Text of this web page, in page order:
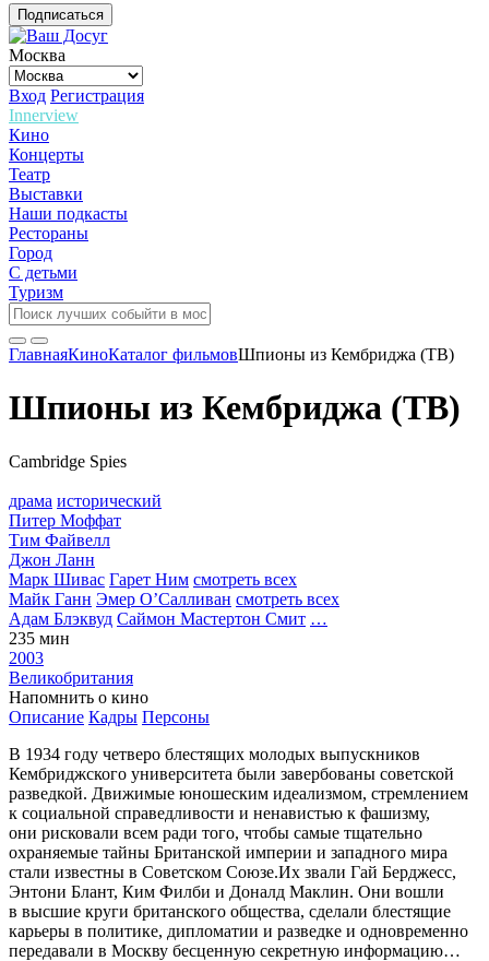
Подписаться
Москва
Вход Регистрация
Innerview
Кино
Концерты
Театр
Выставки
Наши подкасты
Рестораны
Город
С детьми
Туризм
ГлавнаяКиноКаталог фильмовШпионы из Кембриджа (ТВ)
Шпионы из Кембриджа (ТВ)
Cambridge Spies
драма исторический
Питер Моффат
Тим Файвелл
Джон Ланн
Марк Шивас Гарет Ним смотреть всех
Майк Ганн Эмер О’Салливан смотреть всех
Адам Блэквуд Саймон Мастертон Смит …
235 мин
2003
Великобритания
Напомнить о кино
Описание Кадры Персоны
В 1934 году четверо блестящих молодых выпускников
Кембриджского университета были завербованы советской
разведкой. Движимые юношеским идеализмом, стремлением
к социальной справедливости и ненавистью к фашизму,
они рисковали всем ради того, чтобы самые тщательно
охраняемые тайны Британской империи и западного мира
стали известны в Советском Союзе.Их звали Гай Берджесс,
Энтони Блант, Ким Филби и Доналд Маклин. Они вошли
в высшие круги британского общества, сделали блестящие
карьеры в политике, дипломатии и разведке и одновременно
передавали в Москву бесценную секретную информацию…